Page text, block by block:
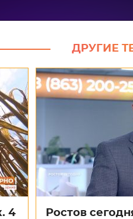
ДРУГИЕ
4
Ростов